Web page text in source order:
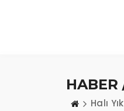
HABER
Halı